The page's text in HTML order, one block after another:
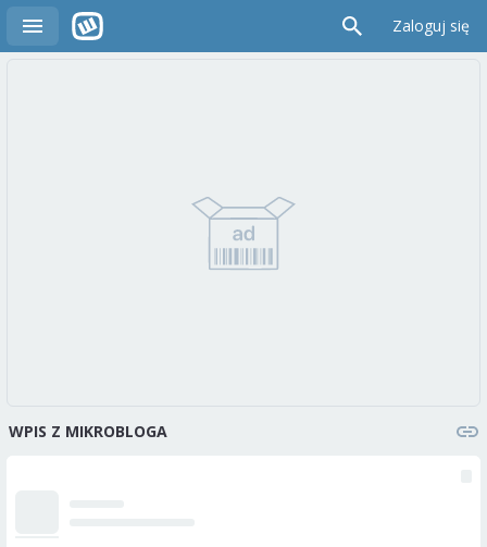
Zaloguj się
WPIS Z MIKROBLOGA